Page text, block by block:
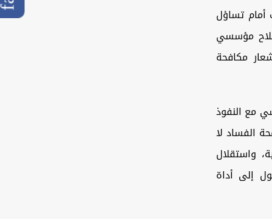
أمام تساؤل
مؤسسي
مكافحة
مع النفوذ
الفساد لا
واستقلال
إلى أداة